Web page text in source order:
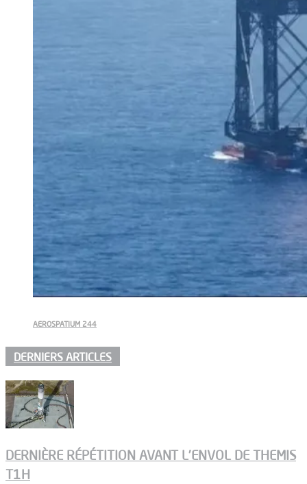
AEROSPATIUM 244
DERNIERS ARTICLES
DERNIÈRE RÉPÉTITION AVANT L’ENVOL DE THEMIS
T1H